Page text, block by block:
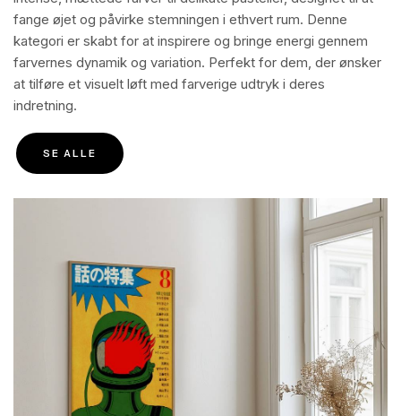
fange øjet og påvirke stemningen i ethvert rum. Denne
kategori er skabt for at inspirere og bringe energi gennem
farvernes dynamik og variation. Perfekt for dem, der ønsker
at tilføre et visuelt løft med farverige udtryk i deres
indretning.
SE ALLE